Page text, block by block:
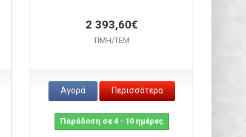
2 393,60€
ΤΙΜH/ΤΕΜ
Αγορά Περισσότερα
Παράδοση σε 4 - 10 ημέρες